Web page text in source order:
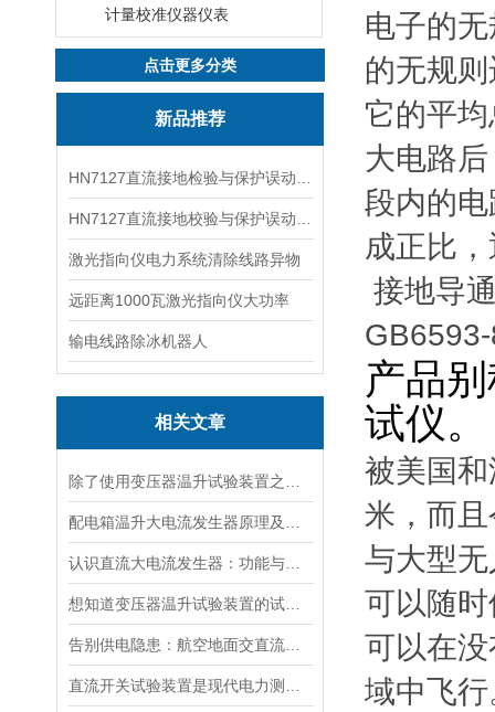
计量校准仪器仪表
点击更多分类
新品推荐
激光指向仪电力系统清除线路异物
远距离1000瓦激光指向仪大功率
输电线路除冰机器人
相关文章
电子的
的无规
它的平
大电路
段内的
成正比
接地导
产品
试仪。
被美国
米，而
与大型
可以随
可以在
域中飞行